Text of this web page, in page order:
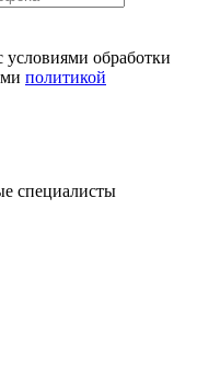
условиями обработки
политикой
специалисты